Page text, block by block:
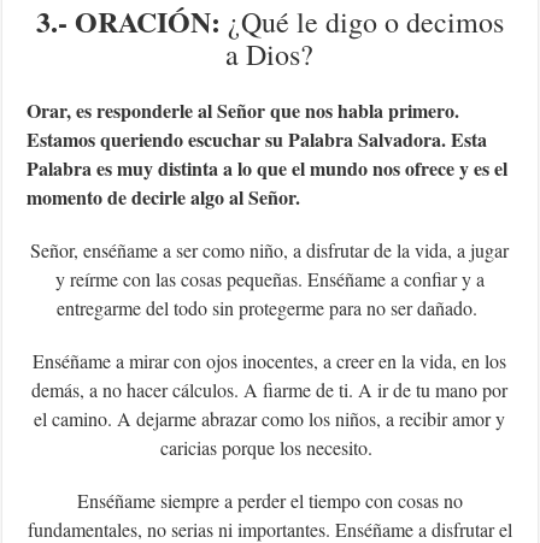
3.- ORACIÓN: ¿Qué le digo o decimos
a Dios?
Orar, es responderle al Señor que nos habla primero.
Estamos queriendo escuchar su Palabra Salvadora. Esta
Palabra es muy distinta a lo que el mundo nos ofrece y es el
momento de decirle algo al Señor.
Señor, enséñame a ser como niño, a disfrutar de la vida, a jugar
y reírme con las cosas pequeñas. Enséñame a confiar y a
entregarme del todo sin protegerme para no ser dañado.
Enséñame a mirar con ojos inocentes, a creer en la vida, en los
demás, a no hacer cálculos. A fiarme de ti. A ir de tu mano por
el camino. A dejarme abrazar como los niños, a recibir amor y
caricias porque los necesito.
Enséñame siempre a perder el tiempo con cosas no
fundamentales, no serias ni importantes. Enséñame a disfrutar el